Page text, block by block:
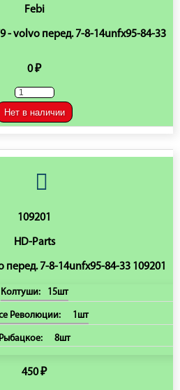
Febi
- volvo перед. 7-8-14unfx95-84-33
0 ₽
Нет в наличии
109201
HD-Parts
перед. 7-8-14unfx95-84-33 109201
Колтуши: 15шт
Революции: 1шт
Рыбацкое: 8шт
450 ₽